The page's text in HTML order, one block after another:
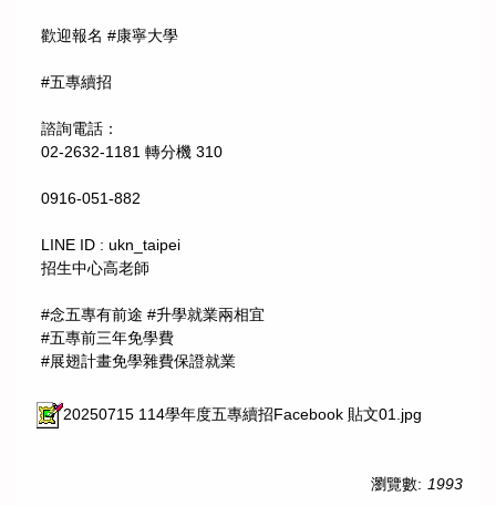
歡迎報名 #康寧大學
#五專續招
諮詢電話：
02-2632-1181 轉分機 310
0916-051-882
LINE ID : ukn_taipei
招生中心高老師
#念五專有前途 #升學就業兩相宜
#五專前三年免學費
#展翅計畫免學雜費保證就業
20250715 114學年度五專續招Facebook 貼文01.jpg
瀏覽數: 1993